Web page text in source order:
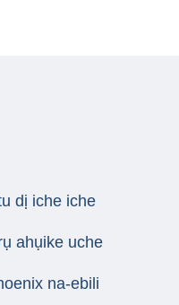
dị iche iche
ahụike uche
na-ebili